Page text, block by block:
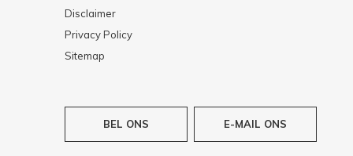
Disclaimer
Privacy Policy
Sitemap
BEL ONS E-MAIL ONS